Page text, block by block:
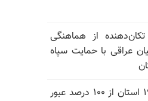
تکان‌دهنده از هماهنگی
عراقی با حمایت سپاه
شاخص فلاکت در ۱۹ استان از ۱۰۰ درصد عبور